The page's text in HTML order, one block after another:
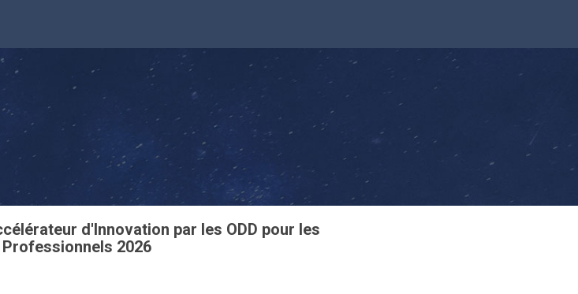
d'Innovation par les ODD pour les
2026